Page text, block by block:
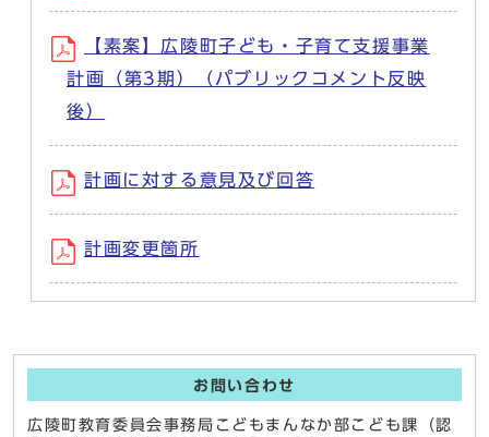
【素案】広陵町子ども・子育て支援事業
計画（第3期）（パブリックコメント反映
後）
計画に対する意見及び回答
計画変更箇所
お問い合わせ
広陵町教育委員会事務局こどもまんなか部こども課（認